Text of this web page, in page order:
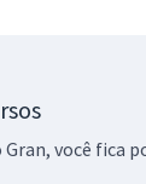
Gran, você fica